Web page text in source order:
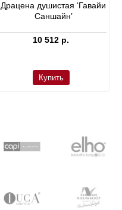
Драцена душистая ‘Гавайи
Саншайн’
10 512 р.
Купить